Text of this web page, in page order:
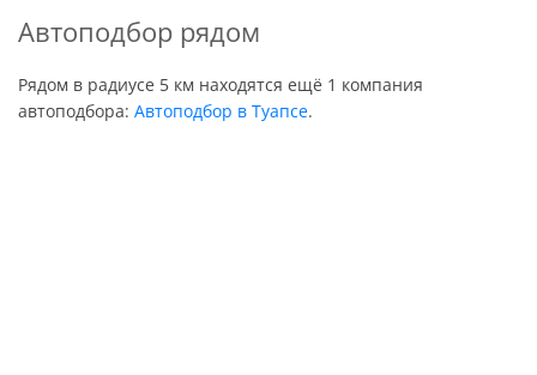
Автоподбор рядом
Рядом в радиусе 5 км находятся ещё 1 компания
автоподбора: Автоподбор в Туапсе.